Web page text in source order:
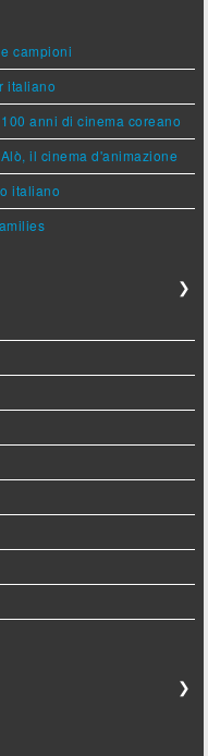
campioni
italiano
anni di cinema coreano
il cinema d'animazione
italiano
❯
❯